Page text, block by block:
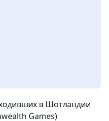
в Шотландии
Games)